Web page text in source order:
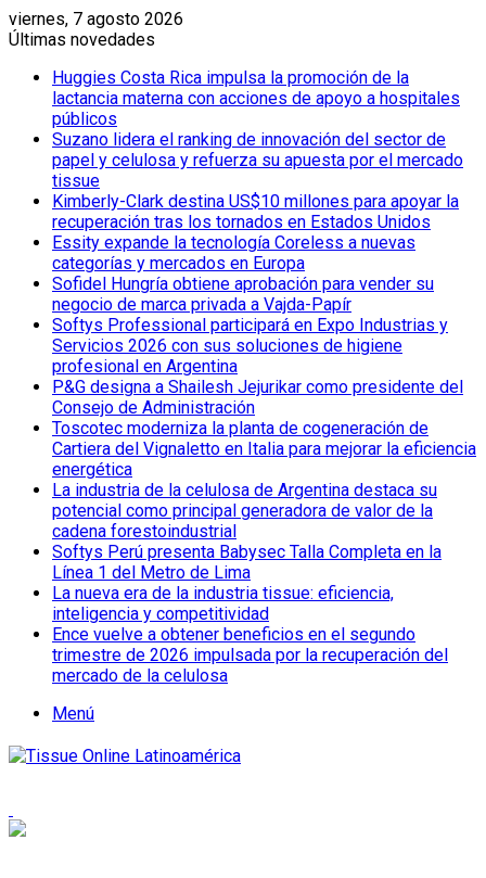
viernes, 7 agosto 2026
Últimas novedades
Huggies Costa Rica impulsa la promoción de la
lactancia materna con acciones de apoyo a hospitales
públicos
Suzano lidera el ranking de innovación del sector de
papel y celulosa y refuerza su apuesta por el mercado
tissue
Kimberly-Clark destina US$10 millones para apoyar la
recuperación tras los tornados en Estados Unidos
Essity expande la tecnología Coreless a nuevas
categorías y mercados en Europa
Sofidel Hungría obtiene aprobación para vender su
negocio de marca privada a Vajda-Papír
Softys Professional participará en Expo Industrias y
Servicios 2026 con sus soluciones de higiene
profesional en Argentina
P&G designa a Shailesh Jejurikar como presidente del
Consejo de Administración
Toscotec moderniza la planta de cogeneración de
Cartiera del Vignaletto en Italia para mejorar la eficiencia
energética
La industria de la celulosa de Argentina destaca su
potencial como principal generadora de valor de la
cadena forestoindustrial
Softys Perú presenta Babysec Talla Completa en la
Línea 1 del Metro de Lima
La nueva era de la industria tissue: eficiencia,
inteligencia y competitividad
Ence vuelve a obtener beneficios en el segundo
trimestre de 2026 impulsada por la recuperación del
mercado de la celulosa
Menú